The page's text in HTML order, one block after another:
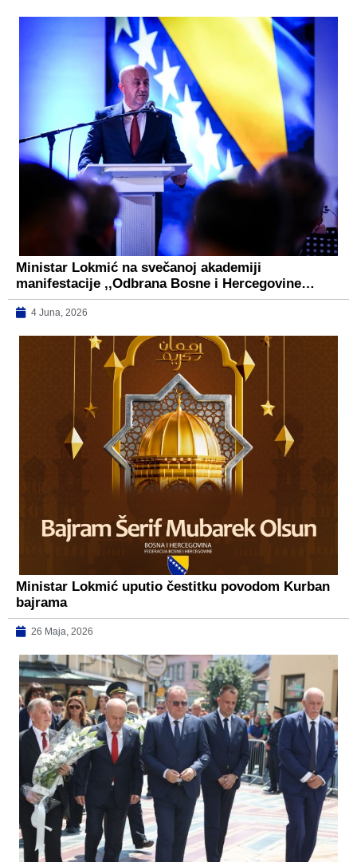
Ministar Lokmić na svečanoj akademiji
manifestacije ,,Odbrana Bosne i Hercegovine…
4 Juna, 2026
Ministar Lokmić uputio čestitku povodom Kurban
bajrama
26 Maja, 2026